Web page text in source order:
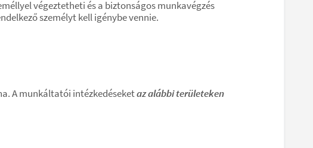
végeztetheti és a biztonságos munkavégzés
személyt kell igénybe vennie.
A munkáltatói intézkedéseketaz alábbi területeken